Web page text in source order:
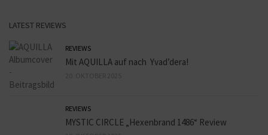
LATEST REVIEWS
REVIEWS
Mit AQUILLA auf nach Yvad’dera!
REVIEWS
MYSTIC CIRCLE „Hexenbrand 1486“ Review